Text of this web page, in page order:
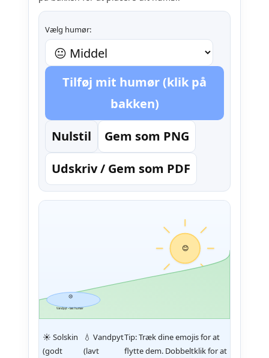
Vælg humør:
Tilføj mit humør (klik på
bakken)
Nulstil
Gem som PNG
Udskriv / Gem som PDF
😊
Vandpyt – lavt humør
😢
☀️ Solskin
(godt
💧 Vandpyt
(lavt
Tip: Træk dine emojis for at
flytte dem. Dobbeltklik for at